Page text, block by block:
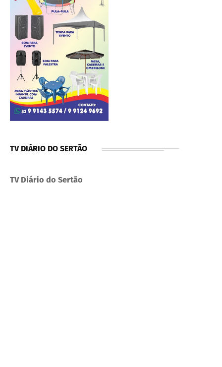
TV DIÁRIO DO SERTÃO
TV Diário do Sertão